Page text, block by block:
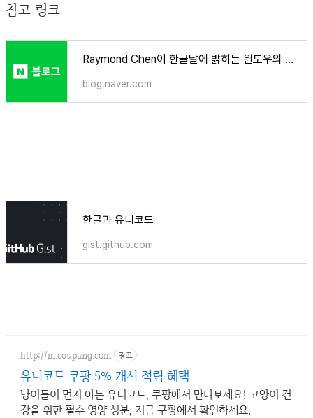
참고 링크
Raymond Chen이 한글날에 밝히는 윈도우의 한글 자모 분리 현상
blog.naver.com
한글과 유니코드
gist.github.com
http://m.coupang.com 광고
유니코드 쿠팡 5% 캐시 적립 혜택
냥이들이 먼저 아는 유니코드, 쿠팡에서 만나보세요! 고양이 건
강을 위한 필수 영양 성분, 지금 쿠팡에서 확인하세요.